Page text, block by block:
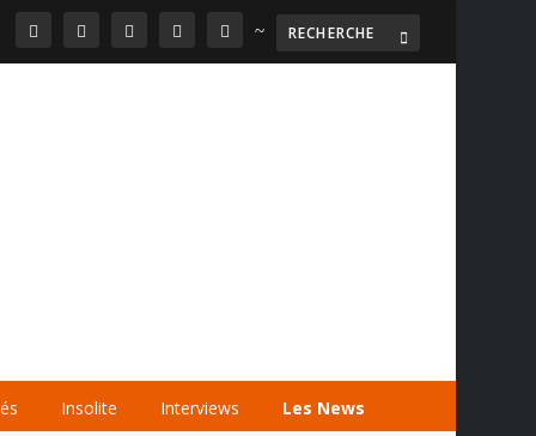
~
Insolite Interviews Les News